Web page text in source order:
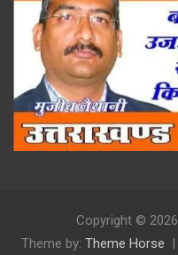
Copyright © 2026
Theme by: Theme Horse